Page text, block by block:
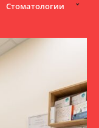
Стоматологии